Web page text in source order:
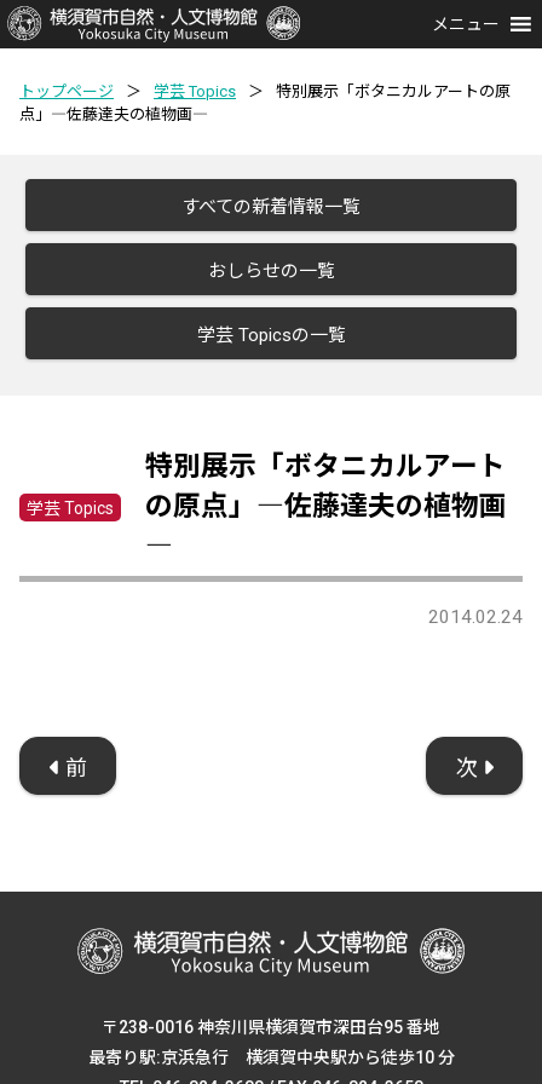
メニュー
トップページ ＞ 学芸 Topics ＞
特別展示「ボタニカルアートの原
点」―佐藤達夫の植物画―
すべての新着情報一覧
おしらせの一覧
学芸 Topicsの一覧
学芸 Topics
特別展示「ボタニカルアート
の原点」―佐藤達夫の植物画
―
2014.02.24
前 次
〒238-0016 神奈川県横須賀市深田台95 番地
最寄り駅:京浜急行 横須賀中央駅から徒歩10 分